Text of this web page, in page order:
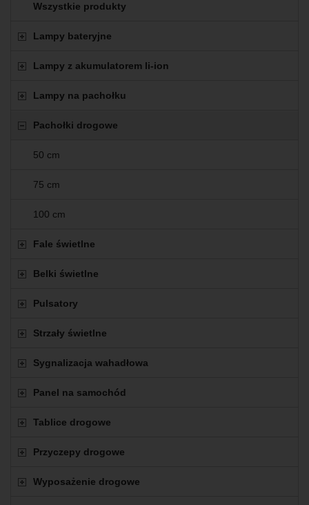
Wszystkie produkty
Lampy bateryjne
Lampy z akumulatorem li-ion
Lampy na pachołku
Pachołki drogowe
50 cm
75 cm
100 cm
Fale świetlne
Belki świetlne
Pulsatory
Strzały świetlne
Sygnalizacja wahadłowa
Panel na samochód
Tablice drogowe
Przyczepy drogowe
Wyposażenie drogowe